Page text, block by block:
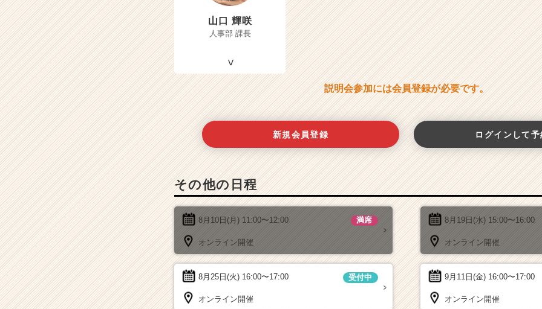
山口 輝咲
人事部 課長
説明会参加には会員登録が必要です。
新規会員登録 ログインして
その他の日程
8月10日(月) 11:00〜12:00 満席
オンライン開催
8月19日(水) 15:00〜16:00
オンライン開催
8月25日(火) 16:00〜17:00 受付中
オンライン開催
9月11日(金) 16:00〜17:00
オンライン開催